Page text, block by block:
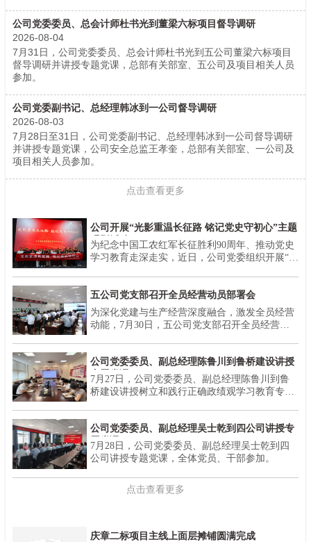
公司党委委员、总会计师杜书光到董梁六标项目督导调研
2026-08-04
7月31日，公司党委委员、总会计师杜书光到五公司董梁六标项目
督导调研并讲授专题党课，总部有关部室、五公司及项目相关人员
参加。
公司党委副书记、总经理韩冰到一公司督导调研
2026-08-03
7月28日至31日，公司党委副书记、总经理韩冰到一公司督导调研
并讲授专题党课，公司安全总监王孝奎，总部有关部室、一公司及
项目相关人员参加。
点击查看更多
公司开展“光影重温长征路 铭记党史守初心”主题
观影活动
为纪念中国工农红军长征胜利90周年、推动党史
学习教育走深走实，近日，公司党委组织开展“光
工从党的光辉历史中汲取奋进力量、砥砺初心使
命。
五公司党支部召开全员经营动员部署会
为深化党建与生产经营深度融合，激发全员经营
动能，7月30日，五公司党支部召开全员经营动
参加。
公司党委委员、副总经理陈鲁川到鲁桥建设讲授
专题党课
7月27日，公司党委委员、副总经理陈鲁川到鲁
桥建设讲授树立和践行正确政绩观学习教育专题
公司党委委员、副总经理吴士乾到四公司讲授专
题党课
7月28日，公司党委委员、副总经理吴士乾到四
公司讲授专题党课，全体党员、干部参加。
点击查看更多
庆章二标项目主线上面层摊铺圆满完成